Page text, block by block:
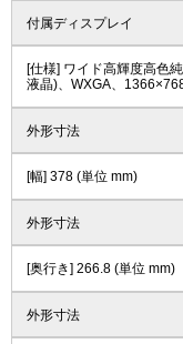
付属ディスプレイ
[仕様] ワイド高輝度高色
液晶)、WXGA、
外形寸法
[幅] 378 (単位 mm)
外形寸法
[奥行き] 266.8 (単位 mm)
外形寸法